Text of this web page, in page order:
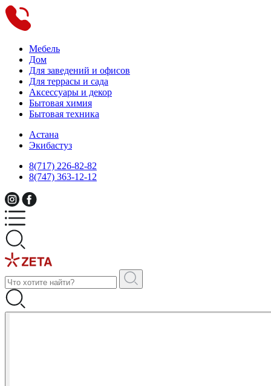
Мебель
Дом
Для заведений и офисов
Для террасы и сада
Аксессуары и декор
Бытовая химия
Бытовая техника
Астана
Экибастуз
8(717) 226-82-82
8(747) 363-12-12